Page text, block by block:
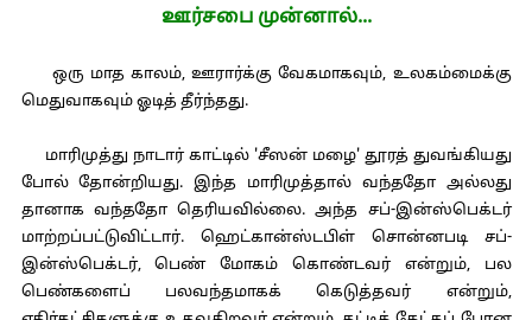
ஊர்சபை முன்னால்...
ஒரு மாத காலம், ஊரார்க்கு வேகமாகவும், உலகம்மைக்கு
மெதுவாகவும் ஓடித் தீர்ந்தது.
மாரிமுத்து நாடார் காட்டில் 'சீஸன் மழை' தூரத் துவங்கியது
போல் தோன்றியது. இந்த மாரிமுத்தால் வந்ததோ அல்லது
தானாக வந்ததோ தெரியவில்லை. அந்த சப்-இன்ஸ்பெக்டர்
மாற்றப்பட்டுவிட்டார். ஹெட்கான்ஸ்டபிள் சொன்னபடி சப்-
இன்ஸ்பெக்டர், பெண் மோகம் கொண்டவர் என்றும், பல
பெண்களைப் பலவந்தமாகக் கெடுத்தவர் என்றும்,